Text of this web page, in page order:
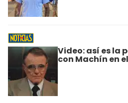
Video: así es la
con Machín en